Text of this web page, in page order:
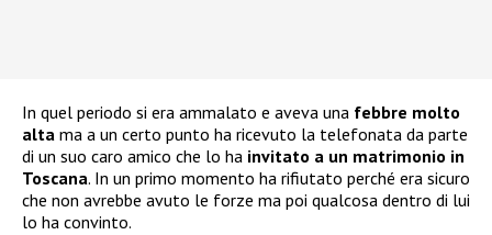
In quel periodo si era ammalato e aveva una febbre molto
alta ma a un certo punto ha ricevuto la telefonata da parte
di un suo caro amico che lo ha invitato a un matrimonio in
Toscana. In un primo momento ha rifiutato perché era sicuro
che non avrebbe avuto le forze ma poi qualcosa dentro di lui
lo ha convinto.